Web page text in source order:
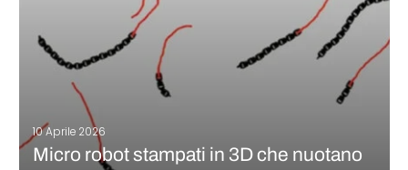
10 Aprile 2026
Micro robot stampati in 3D che nuotano